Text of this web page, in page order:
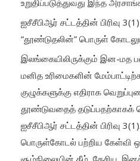
ஐசீசீபிஆர் சட்டத்தின் பிரிவு
“தூண்டுதலின்” பொருள்
இலங்கையிலிருக்கும் இன-மத
மனித உரிமைகளின்
குழுக்களுக்கு எதிராக
தூண்டுவதைத் தடுப்பதற்காகக்
ஐசீசீபிஆர் சட்டத்தின் பிரிவு
பொருள்கோடல் பற்றிய கேள்வி
சூழ்நிலையின் கீழ் தேசிய.